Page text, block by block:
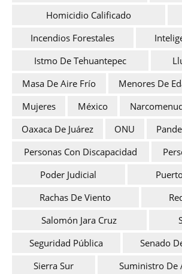
Homicidio Calificado
Incendios Forestales
Istmo De Tehuantepec
Masa De Aire Frío
Menores De
Mujeres
México
Oaxaca De Juárez
ONU
Personas Con Discapacidad
Poder Judicial
Rachas De Viento
Salomón Jara Cruz
Seguridad Pública
Senado
Sierra Sur
Suministro De